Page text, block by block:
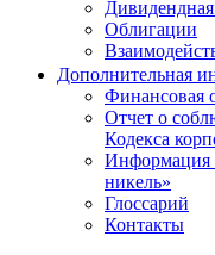
Облигации
Дополнительная
Финансовая
Отчет о
Кодекса
Информация
никель»
Глоссарий
Контакты